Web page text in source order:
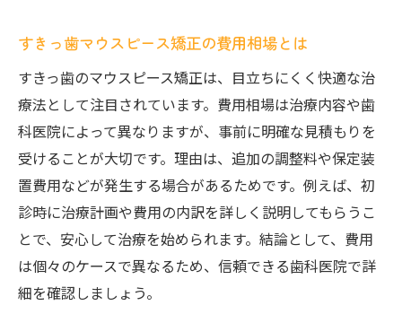
すきっ歯マウスピース矯正の費用相場とは
すきっ歯のマウスピース矯正は、目立ちにくく快適な治
療法として注目されています。費用相場は治療内容や歯
科医院によって異なりますが、事前に明確な見積もりを
受けることが大切です。理由は、追加の調整料や保定装
置費用などが発生する場合があるためです。例えば、初
診時に治療計画や費用の内訳を詳しく説明してもらうこ
とで、安心して治療を始められます。結論として、費用
は個々のケースで異なるため、信頼できる歯科医院で詳
細を確認しましょう。